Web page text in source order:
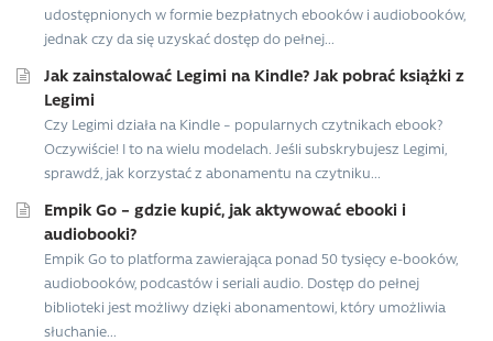
udostępnionych w formie bezpłatnych ebooków i audiobooków,
jednak czy da się uzyskać dostęp do pełnej...
Jak zainstalować Legimi na Kindle? Jak pobrać książki z
Legimi
Czy Legimi działa na Kindle – popularnych czytnikach ebook?
Oczywiście! I to na wielu modelach. Jeśli subskrybujesz Legimi,
sprawdź, jak korzystać z abonamentu na czytniku...
Empik Go – gdzie kupić, jak aktywować ebooki i
audiobooki?
Empik Go to platforma zawierająca ponad 50 tysięcy e-booków,
audiobooków, podcastów i seriali audio. Dostęp do pełnej
biblioteki jest możliwy dzięki abonamentowi, który umożliwia
słuchanie...